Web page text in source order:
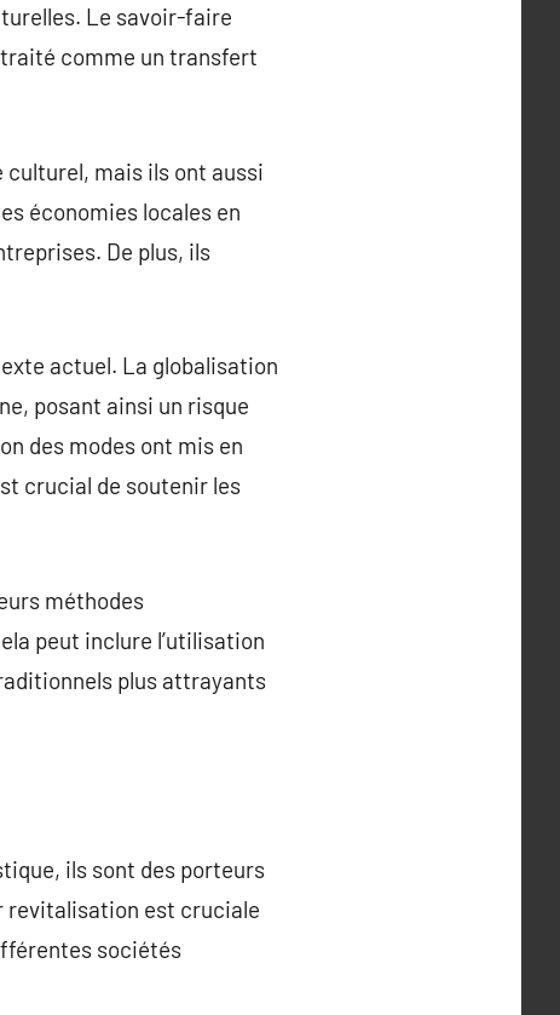
Le savoir-faire
comme un transfert
culturel, mais ils ont aussi
économies locales en
De plus, ils
actuel. La globalisation
posant ainsi un risque
des modes ont mis en
crucial de soutenir les
méthodes
peut inclure l’utilisation
plus attrayants
ils sont des porteurs
revitalisation est cruciale
sociétés